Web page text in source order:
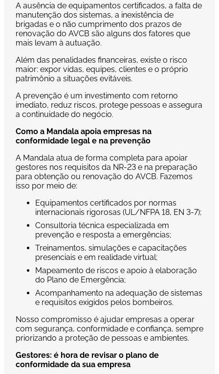
A ausência de equipamentos certificados, a falta de
manutenção dos sistemas, a inexistência de
brigadas e o não cumprimento dos prazos de
renovação do AVCB são alguns dos fatores que
mais levam à autuação.
Além das penalidades financeiras, existe o risco
maior: expor vidas, equipes, clientes e o próprio
patrimônio a situações evitáveis.
A prevenção é um investimento com retorno
imediato, reduz riscos, protege pessoas e assegura
a continuidade do negócio.
Como a Mandala apoia empresas na
conformidade legal e na prevenção
A Mandala atua de forma completa para apoiar
gestores nos requisitos da NR-23 e na preparação
para obtenção ou renovação do AVCB. Fazemos
isso por meio de:
Equipamentos certificados por normas
internacionais rigorosas (UL/NFPA 18, EN 3-7);
Consultoria técnica especializada em
prevenção e resposta a emergências;
Treinamentos, simulações e capacitações
presenciais e em realidade virtual;
Mapeamento de riscos e apoio à elaboração
do Plano de Emergência;
Acompanhamento na adequação de sistemas
e requisitos exigidos pelos bombeiros.
Nosso compromisso é ajudar empresas a operar
com segurança, conformidade e confiança, sempre
priorizando a proteção de pessoas e ambientes.
Gestores: é hora de revisar o plano de
conformidade da sua empresa